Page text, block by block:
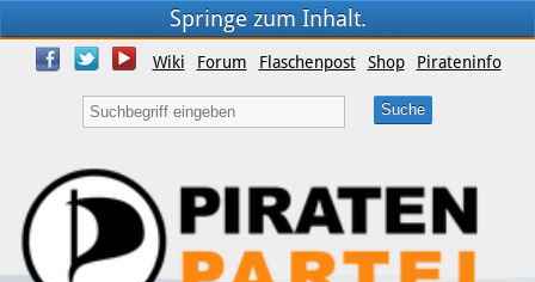
Springe zum Inhalt.
Wiki Forum Flaschenpost Shop Pirateninfo